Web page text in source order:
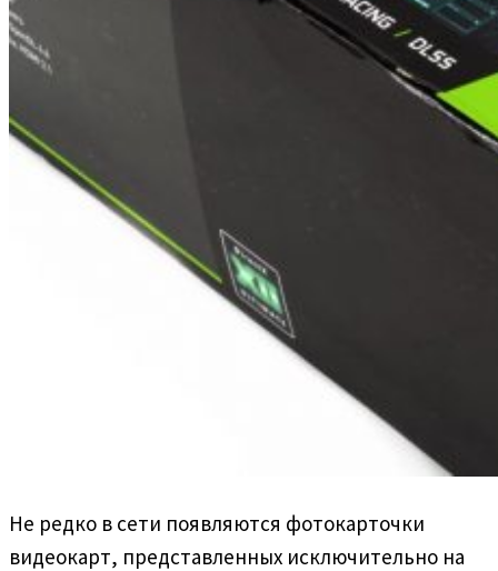
Не редко в сети появляются фотокарточки
видеокарт, представленных исключительно на